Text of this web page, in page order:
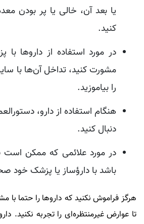
یا بعد آن، خالی یا پر بودن
کنید.
در مورد استفاده از دارو‌ها با
مشورت کنید، تداخل آن‌ها با
را بیاموزید.
هنگام استفاده از دارو،
دنبال کنید.
در مورد علائمی که ممکن است
باشد با دارؤساز یا پزشک خود
هرگز فراموش نکنید که دارو‌ها را حتما
تا عوارض غیرمنتظره‌ای را تجربه نکنید.